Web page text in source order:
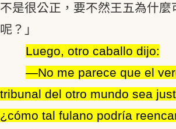
不是很公正，要不然王五為什麼
呢？」
Luego, otro caballo dijo:
―No me parece que el
tribunal del otro mundo sea
¿cómo tal fulano podría